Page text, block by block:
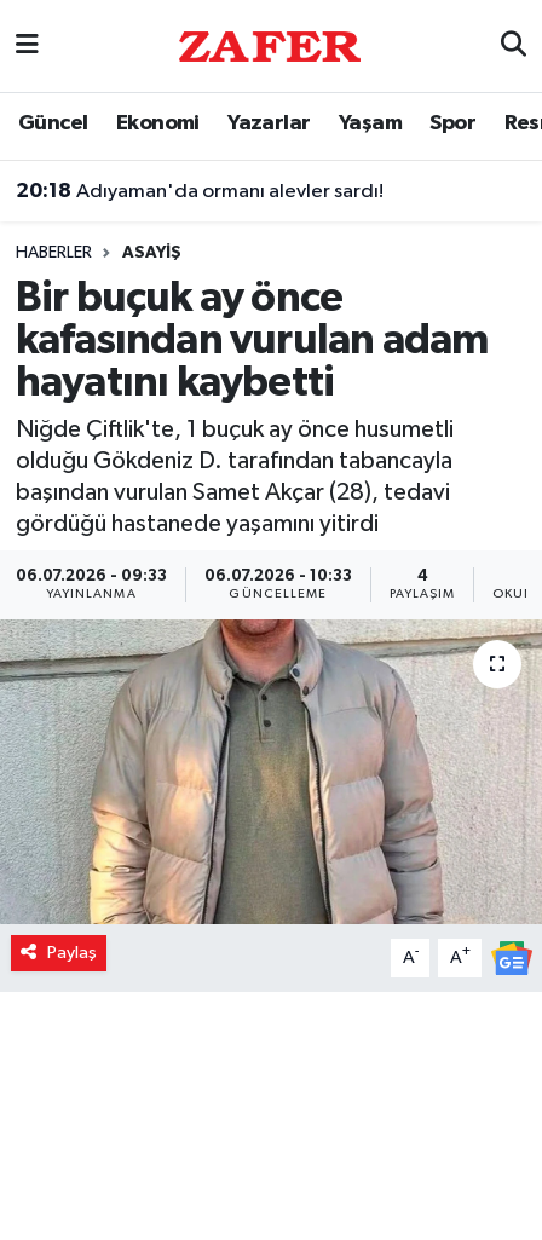
Güncel Ekonomi Yazarlar Yaşam Spor
20:18 Adıyaman'da ormanı alevler sardı!
HABERLER ASAYIŞ
Bir buçuk ay önce
kafasından vurulan adam
hayatını kaybetti
Niğde Çiftlik'te, 1 buçuk ay önce husumetli
olduğu Gökdeniz D. tarafından tabancayla
başından vurulan Samet Akçar (28), tedavi
gördüğü hastanede yaşamını yitirdi
06.07.2026 - 09:33
YAYINLANMA
06.07.2026 - 10:33
GÜNCELLEME
4
PAYLAŞIM
Paylaş A- A+
Nöbetçi Eczaneler
Trafik Durumu
Süper Lig Puan Durumu ve Fikstür
Tüm Manşetler
Son Dakika Haberleri
Haber Arşivi